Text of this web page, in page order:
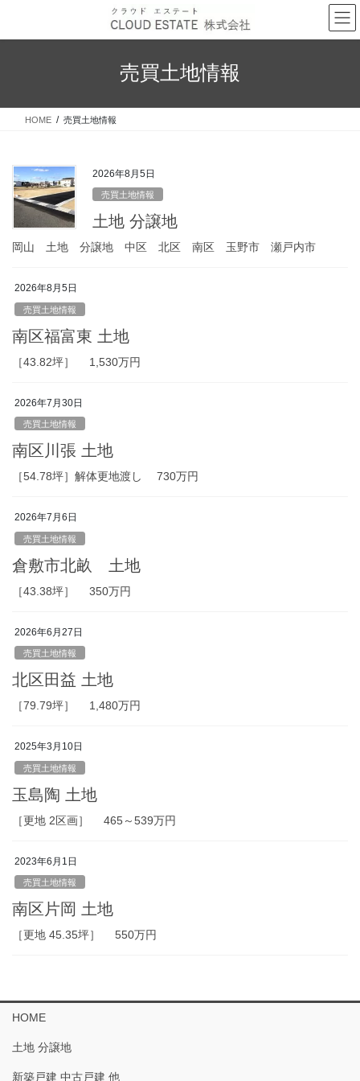
テ
ス
ゲ
ン
売買土地情報
HOME 売買土地情報
2026年8月5日
売買土地情報
土地 分譲地
岡山 土地 分譲地 中区 北区 南区 玉野市 瀬戸内市
2026年8月5日
売買土地情報
南区福富東 土地
［43.82坪］ 1,530万円
2026年7月30日
売買土地情報
南区川張 土地
［54.78坪］解体更地渡し 730万円
2026年7月6日
売買土地情報
倉敷市北畝 土地
［43.38坪］ 350万円
2026年6月27日
売買土地情報
北区田益 土地
［79.79坪］ 1,480万円
2025年3月10日
売買土地情報
玉島陶 土地
［更地 2区画］ 465～539万円
2023年6月1日
売買土地情報
南区片岡 土地
［更地 45.35坪］ 550万円
HOME
土地 分譲地
新築戸建 中古戸建 他